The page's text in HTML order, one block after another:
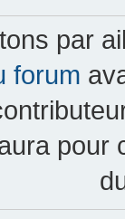
par
forum
pour